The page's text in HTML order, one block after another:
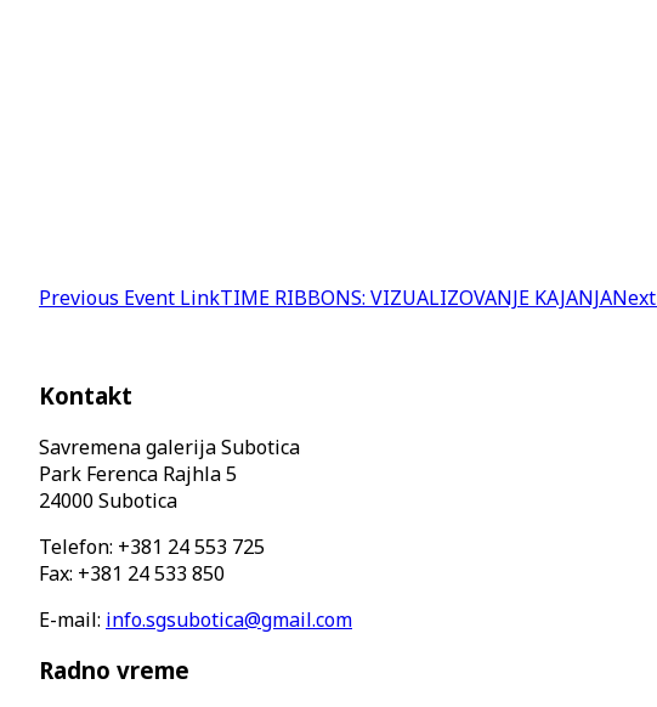
Previous Event LinkTIME RIBBONS: VIZUALIZOVANJE KAJANJANext
Kontakt
Savremena galerija Subotica
Park Ferenca Rajhla 5
24000 Subotica
Telefon: +381 24 553 725
Fax: +381 24 533 850
E-mail: info.sgsubotica@gmail.com
Radno vreme